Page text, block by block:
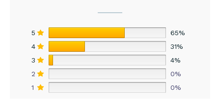
5
65%
4
31%
3
4%
2
0%
1
0%